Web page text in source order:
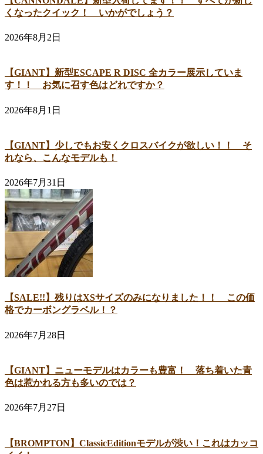
くなったクイック！ いかがでしょう？
2026年8月2日
【GIANT】新型ESCAPE R DISC 全カラー展示していま
す！！ お気に召す色はどれですか？
2026年8月1日
【GIANT】少しでもお安くクロスバイクが欲しい！！ そ
れなら、こんなモデルも！
2026年7月31日
【SALE!!】残りはXSサイズのみになりました！！ この価
格でカーボングラベル！？
2026年7月28日
【GIANT】ニューモデルはカラーも豊富！ 落ち着いた青
色は惹かれる方も多いのでは？
2026年7月27日
【BROMPTON】ClassicEditionモデルが渋い！これはカッコ